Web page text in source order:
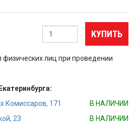
КУПИТЬ
физических лиц при проведении
Комиссаров, 171
В НАЛИЧИИ
23
В НАЛИЧИИ